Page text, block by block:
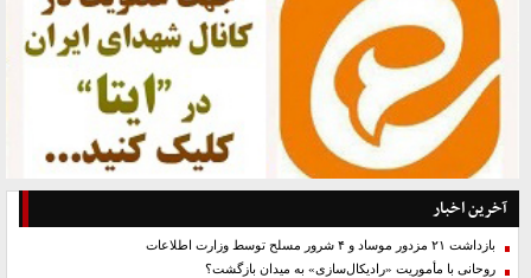
آخرین اخبار
بازداشت ۲۱ مزدور موساد و ۴ شرور مسلح توسط وزارت اطلاعات
روحانی با مأموریت «رادیکال‌سازی» به میدان بازگشت؟